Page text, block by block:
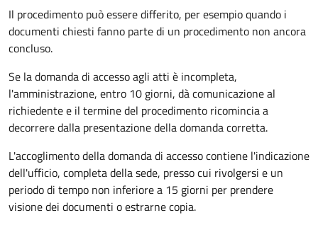
Il procedimento può essere differito, per esempio quando i
documenti chiesti fanno parte di un procedimento non ancora
concluso.
Se la domanda di accesso agli atti è incompleta,
l'amministrazione, entro 10 giorni, dà comunicazione al
richiedente e il termine del procedimento ricomincia a
decorrere dalla presentazione della domanda corretta.
L'accoglimento della domanda di accesso contiene l'indicazione
dell'ufficio, completa della sede, presso cui rivolgersi e un
periodo di tempo non inferiore a 15 giorni per prendere
visione dei documenti o estrarne copia.